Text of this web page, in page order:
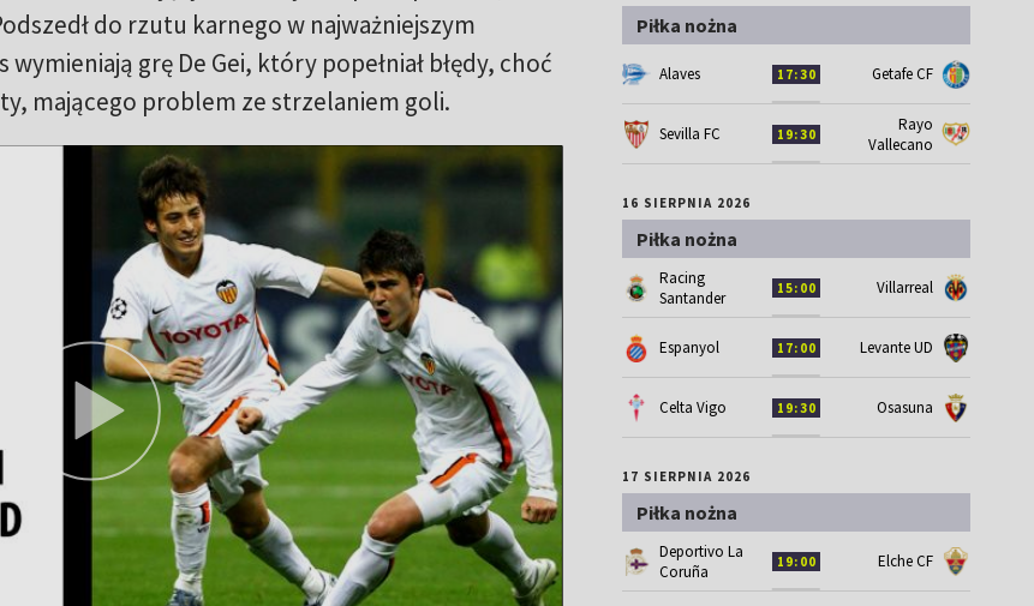
do rzutu karnego w najważniejszym
grę De Gei, który popełniał błędy, choć
mającego problem ze strzelaniem goli.
Piłka nożna
Alaves 17:30 Getafe CF
Sevilla FC 19:30
Rayo
Vallecano
16 SIERPNIA 2026
Piłka nożna
Racing
Santander
15:00 Villarreal
Espanyol 17:00 Levante UD
Celta Vigo 19:30 Osasuna
17 SIERPNIA 2026
Piłka nożna
Deportivo La
Coruña
19:00 Elche CF